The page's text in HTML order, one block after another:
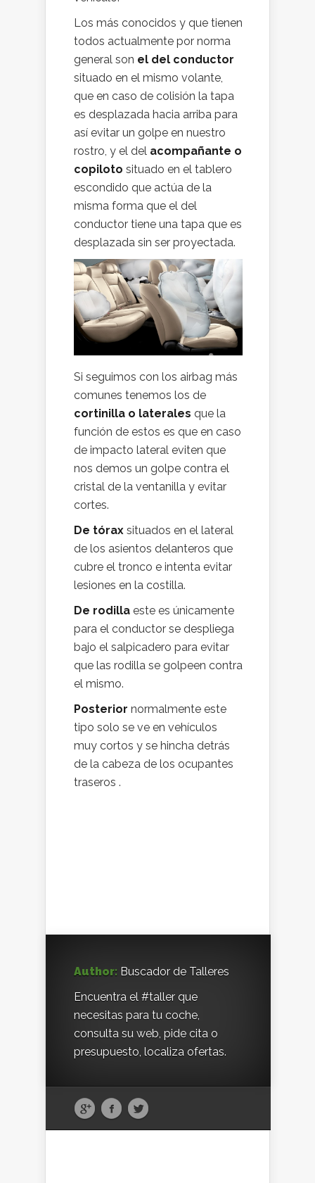
Los más conocidos y que tienen
todos actualmente por norma
general son el del conductor
situado en el mismo volante,
que en caso de colisión la tapa
es desplazada hacia arriba para
así evitar un golpe en nuestro
rostro, y el del acompañante o
copiloto situado en el tablero
escondido que actúa de la
misma forma que el del
conductor tiene una tapa que es
desplazada sin ser proyectada.
Si seguimos con los airbag más
comunes tenemos los de
cortinilla o laterales que la
función de estos es que en caso
de impacto lateral eviten que
nos demos un golpe contra el
cristal de la ventanilla y evitar
cortes.
De tórax situados en el lateral
de los asientos delanteros que
cubre el tronco e intenta evitar
lesiones en la costilla.
De rodilla este es únicamente
para el conductor se despliega
bajo el salpicadero para evitar
que las rodilla se golpeen contra
el mismo.
Posterior normalmente este
tipo solo se ve en vehículos
muy cortos y se hincha detrás
de la cabeza de los ocupantes
traseros .
Author: Buscador de Talleres
Encuentra el #taller que
necesitas para tu coche,
consulta su web, pide cita o
presupuesto, localiza ofertas.